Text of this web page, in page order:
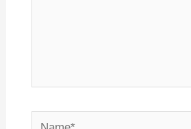
Name*